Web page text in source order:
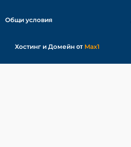
Общи условия
Хостинг и Домейн от Max1